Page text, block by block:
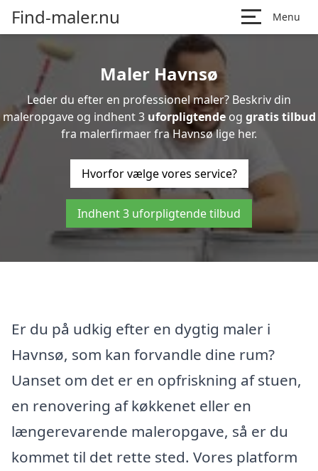
Find-maler.nu Menu
Maler Havnsø
Leder du efter en professionel maler? Beskriv din
maleropgave og indhent 3 uforpligtendeog gratis tilbud
fra malerfirmaer fra Havnsø lige her.
Hvorfor vælge vores service?
Indhent 3 uforpligtende tilbud
Er du på udkig efter en dygtig maler i
Havnsø, som kan forvandle dine rum?
Uanset om det er en opfriskning af stuen,
en renovering af køkkenet eller en
længerevarende maleropgave, så er du
kommet til det rette sted. Vores platform